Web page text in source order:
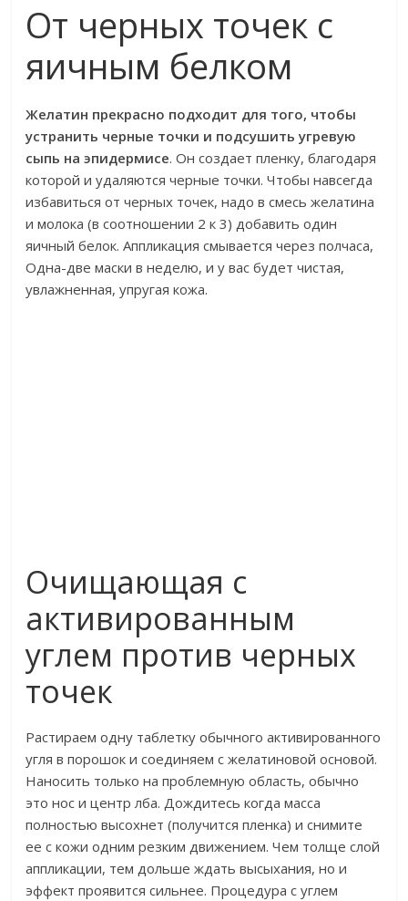
От черных точек с
яичным белком
Желатин прекрасно подходит для того, чтобы
устранить черные точки и подсушить угревую
сыпь на эпидермисе. Он создает пленку, благодаря
которой и удаляются черные точки. Чтобы навсегда
избавиться от черных точек, надо в смесь желатина
и молока (в соотношении 2 к 3) добавить один
яичный белок. Аппликация смывается через полчаса,
Одна-две маски в неделю, и у вас будет чистая,
увлажненная, упругая кожа.
Очищающая с
активированным
углем против черных
точек
Растираем одну таблетку обычного активированного
угля в порошок и соединяем с желатиновой основой.
Наносить только на проблемную область, обычно
это нос и центр лба. Дождитесь когда масса
полностью высохнет (получится пленка) и снимите
ее с кожи одним резким движением. Чем толще слой
аппликации, тем дольше ждать высыхания, но и
эффект проявится сильнее. Процедура с углем